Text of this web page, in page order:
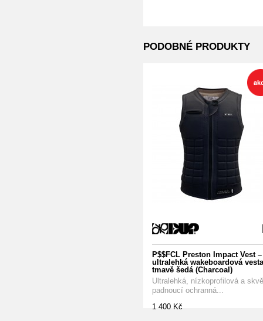
PODOBNÉ PRODUKTY
P$$FCL Preston Impact Vest –
ultralehká wakeboardová
tmavě šedá (Charcoal)
Ultralehká, nízkoprofilová a
padnoucí ochranná...
1 400 Kč